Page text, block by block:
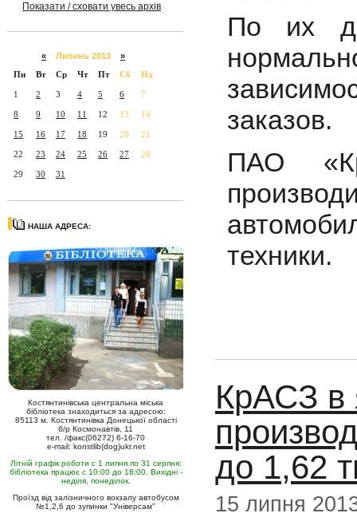
Показати / сховати увесь архів
« Липень 2013 »
Пн
Вт Ср Чт Пт Сб Нд
1 2 3 4 5 6 7
8 9 10 11 12 13 14
15 16 17 18 19 20 21
22 23 24 25 26 27 28
29 30 31
НАША АДРЕСА:
Костянтинівська центральна міська
бібліотека знаходиться за адресою:
85113 м. Костянтинівка Донецької області
б/р Космонавтів, 11
тел. /факс(06272) 6-16-70
e-mail: konstlib(dog)ukr.net
Літній графік роботи с 1 липня по 31 серпня:
бібліотека працює с 10:00 до 18:00. Вихідні -
неділя, понеділок.
Проїзд від залізничного вокзалу автобусом
№1,2,6 до зупинки "Універсам"
По их
заказов.
ПАО
техники.
КрАСЗ в
до 1,62
15 липня